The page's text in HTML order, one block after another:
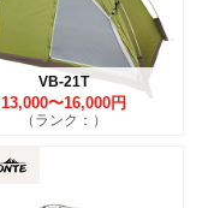
VB-21T
13,000〜16,000円
（ランク：）